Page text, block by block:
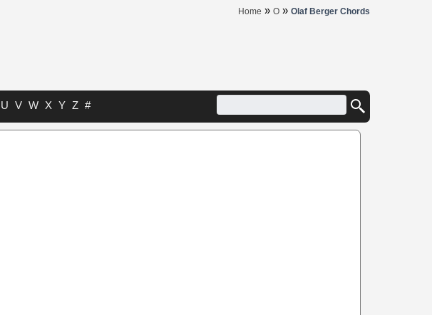
Home » O » Olaf Berger Chords
U V W X Y Z #